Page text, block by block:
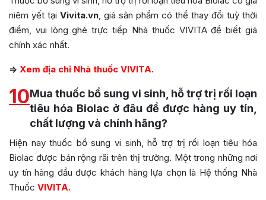
niêm yết tại Vivita.vn , giá sản phẩm có thể thay đổi tuỳ thời
điểm, vui lòng ghé trực tiếp Nhà thuốc VIVITA để biết giá
chính xác nhất.
=> Xem địa chỉ Nhà thuốc VIVITA.
10Mua thuốc bổ sung vi sinh, hỗ trợ trị rối loạn
tiêu hóa Biolac ở đâu để được hàng uy tín,
chất lượng và chính hãng?
Hiện nay thuốc bổ sung vi sinh, hỗ trợ trị rối loạn tiêu hóa
Biolac được bán rộng rãi trên thị trường. Một trong những nơi
uy tín hàng đầu được khách hàng lựa chọn là Hệ thống Nhà
Thuốc VIVITA.